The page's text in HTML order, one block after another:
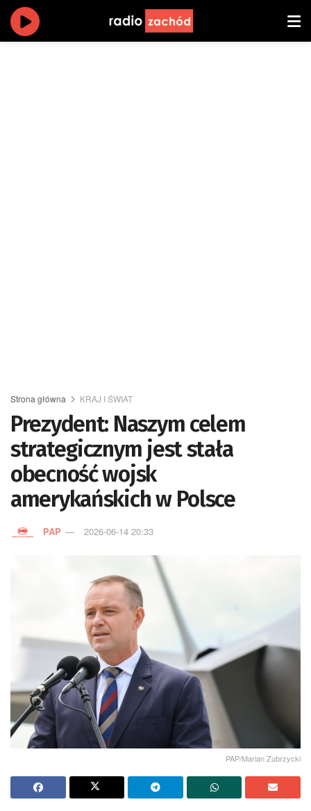
Strona główna KRAJ I ŚWIAT
Prezydent: Naszym celem
strategicznym jest stała
obecność wojsk
amerykańskich w Polsce
PAP 2026-06-14 20:33
PAP/Marian Zubrzycki